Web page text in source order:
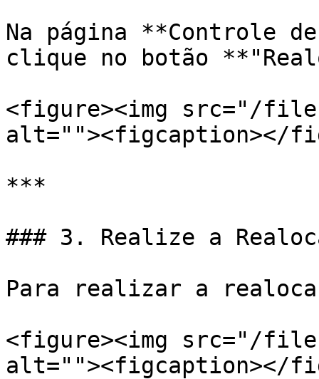
Na página **Controle de
clique no botão
<figure><img src="/
alt=""><figcaption></
***
### 3. Realize a
Para realizar a
<figure><img src="/files/
alt=""><figcaption></